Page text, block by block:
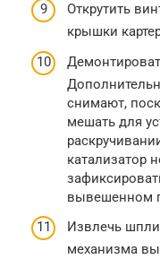
Открутить
крышки
снимают,
мешать для
катализатор
вывешенном
Извлечь
механизма